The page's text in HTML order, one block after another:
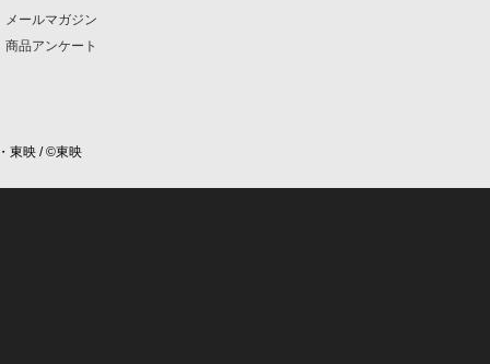
メールマガジン
商品アンケート
東映 / ©東映